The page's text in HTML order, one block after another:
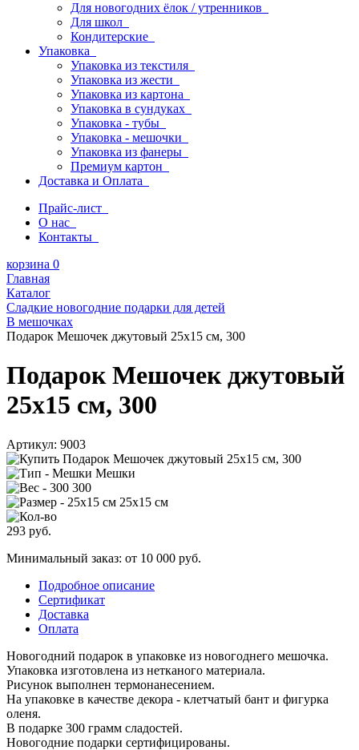
Для новогодних ёлок / утренников
Для школ
Кондитерские
Упаковка
Упаковка из текстиля
Упаковка из жести
Упаковка из картона
Упаковка в сундуках
Упаковка - тубы
Упаковка - мешочки
Упаковка из фанеры
Премиум картон
Доставка и Оплата
Прайс-лист
О нас
Контакты
корзина 0
Главная
Каталог
Сладкие новогодние подарки для детей
В мешочках
Подарок Мешочек джутовый 25х15 см, 300
Подарок Мешочек джутовый
25х15 см, 300
Артикул: 9003
Мешки
300
25х15 см
293 руб.
Минимальный заказ: от 10 000 руб.
Подробное описание
Сертификат
Доставка
Оплата
Новогодний подарок в упаковке из новогоднего мешочка.
Упаковка изготовлена из нетканого материала.
Рисунок выполнен термонанесением.
На упаковке в качестве декора - клетчатый бант и фигурка
оленя.
В подарке 300 грамм сладостей.
Новогодние подарки сертифицированы.